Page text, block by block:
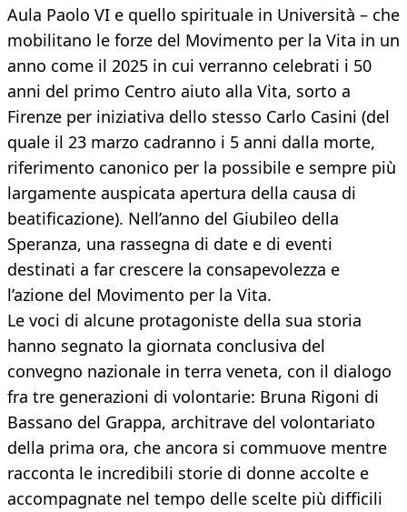
Aula Paolo VI e quello spirituale in Università – che
mobilitano le forze del Movimento per la Vita in un
anno come il 2025 in cui verranno celebrati i 50
anni del primo Centro aiuto alla Vita, sorto a
Firenze per iniziativa dello stesso Carlo Casini (del
quale il 23 marzo cadranno i 5 anni dalla morte,
riferimento canonico per la possibile e sempre più
largamente auspicata apertura della causa di
beatificazione). Nell’anno del Giubileo della
Speranza, una rassegna di date e di eventi
destinati a far crescere la consapevolezza e
l’azione del Movimento per la Vita.
Le voci di alcune protagoniste della sua storia
hanno segnato la giornata conclusiva del
convegno nazionale in terra veneta, con il dialogo
fra tre generazioni di volontarie: Bruna Rigoni di
Bassano del Grappa, architrave del volontariato
della prima ora, che ancora si commuove mentre
racconta le incredibili storie di donne accolte e
accompagnate nel tempo delle scelte più difficili